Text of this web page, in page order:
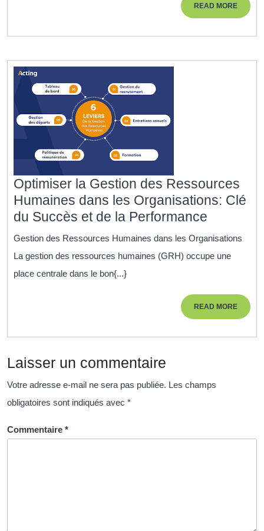
READ MOREREAD
MORE
Optimiser la Gestion des Ressources
Humaines dans les Organisations: Clé
du Succès et de la Performance
la
du
Gestion des Ressources Humaines dans les Organisations
La gestion des ressources humaines (GRH) occupe une
place centrale dans le bon{...}
READ MOREREAD
MORE
Laisser un commentaire
Votre adresse e-mail ne sera pas publiée. Les champs
obligatoires sont indiqués avec *
Commentaire *